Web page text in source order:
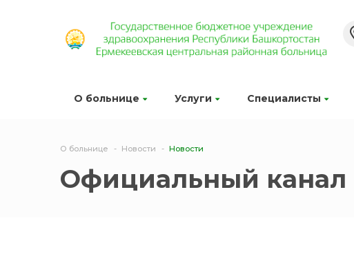
О больнице Услуги Специалисты
О больнице Новости Новости
Официальный